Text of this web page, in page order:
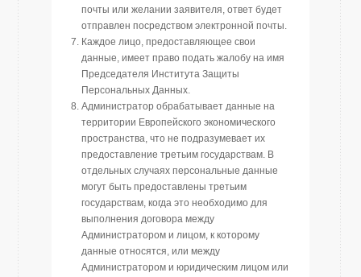
почты или желании заявителя, ответ будет
отправлен посредством электронной почты.
Каждое лицо, предоставляющее свои
данные, имеет право подать жалобу на имя
Председателя Института Защиты
Персональных Данных.
Администратор обрабатывает данные на
территории Европейского экономического
пространства, что не подразумевает их
предоставление третьим государствам. В
отдельных случаях персональные данные
могут быть предоставлены третьим
государствам, когда это необходимо для
выполнения договора между
Администратором и лицом, к которому
данные относятся, или между
Администратором и юридическим лицом или